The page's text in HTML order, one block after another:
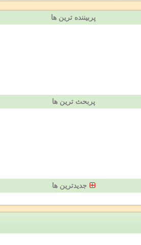
پربیننده ترین ها
پربحث ترین ها
جدیدترین ها